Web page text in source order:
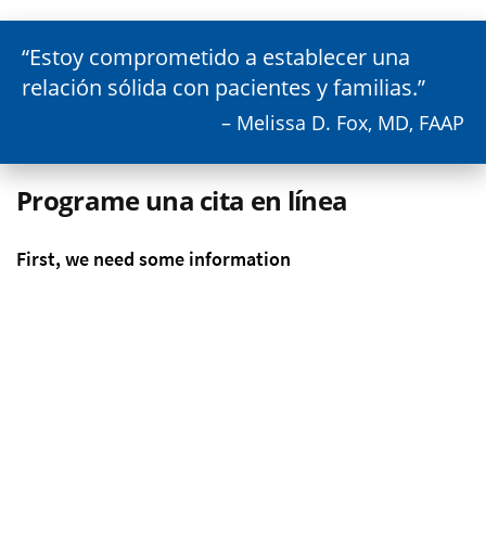
Estoy comprometido a establecer una
relación sólida con pacientes y familias.
– Melissa D. Fox, MD, FAAP
Programe una cita en línea